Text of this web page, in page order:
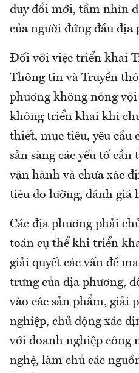
duy đổi mới, tầm nhìn
của người đứng đầu
Đối với việc triển khai
Thông tin và Truyền
phương không nóng
không triển khai khi
thiết, mục tiêu, yêu cầu
sẵn sàng các yếu tố
vận hành và chưa xác
tiêu đo lường, đánh giá
Các địa phương phải
toán cụ thể khi triển
giải quyết các vấn đề
trưng của địa phương,
vào các sản phẩm, giải
nghiệp, chủ động xác
với doanh nghiệp công
nghệ, làm chủ các